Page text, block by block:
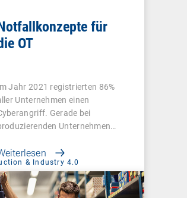
für
OT
Jahr 2021 registrierten 86%
Unternehmen einen
Gerade bei
Unternehmen…
& Industry 4.0